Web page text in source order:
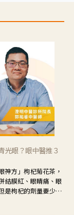
光眼？眼中醫推３
神方」枸杞菊花茶，
結膜紅、眼睛痛、眼
是枸杞的劑量要少，